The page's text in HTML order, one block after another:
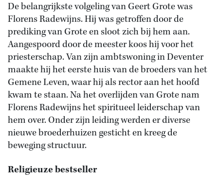
De belangrijkste volgeling van Geert Grote was
Florens Radewijns. Hij was getroffen door de
prediking van Grote en sloot zich bij hem aan.
Aangespoord door de meester koos hij voor het
priesterschap. Van zijn ambtswoning in Deventer
maakte hij het eerste huis van de broeders van het
Gemene Leven, waar hij als rector aan het hoofd
kwam te staan. Na het overlijden van Grote nam
Florens Radewijns het spiritueel leiderschap van
hem over. Onder zijn leiding werden er diverse
nieuwe broederhuizen gesticht en kreeg de
beweging structuur.
Religieuze bestseller